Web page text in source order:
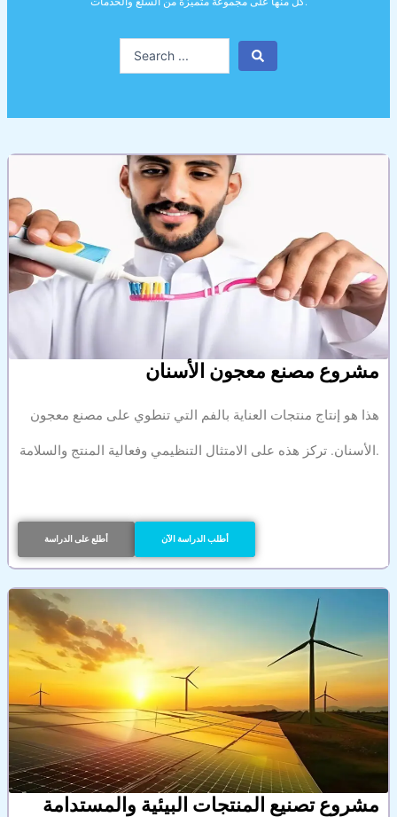
مشروع مصنع معجون الأسنان
هذا هو إنتاج منتجات العناية بالفم التي تنطوي على مصنع معجون
الأسنان. تركز هذه على الامتثال التنظيمي وفعالية المنتج والسلامة.
أطلع على الدراسة أطلب الدراسة الآن
مشروع تصنيع المنتجات البيئية والمستدامة